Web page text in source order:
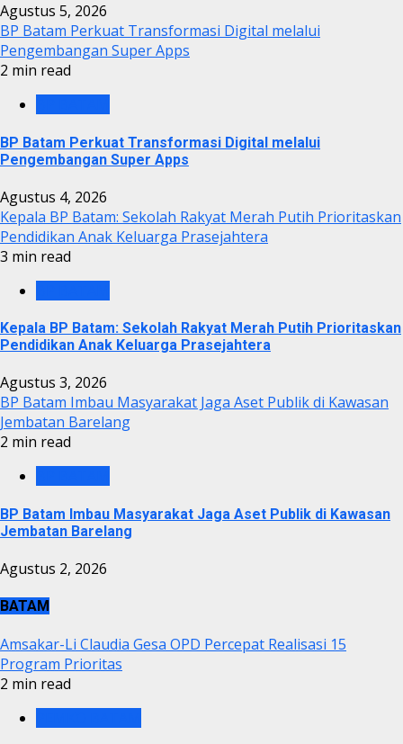
Agustus 5, 2026
BP Batam Perkuat Transformasi Digital melalui
Pengembangan Super Apps
2 min read
BP Batam Perkuat Transformasi Digital melalui
Pengembangan Super Apps
Agustus 4, 2026
Kepala BP Batam: Sekolah Rakyat Merah Putih Prioritaskan
Pendidikan Anak Keluarga Prasejahtera
3 min read
Kepala BP Batam: Sekolah Rakyat Merah Putih Prioritaskan
Pendidikan Anak Keluarga Prasejahtera
Agustus 3, 2026
BP Batam Imbau Masyarakat Jaga Aset Publik di Kawasan
Jembatan Barelang
2 min read
BP Batam Imbau Masyarakat Jaga Aset Publik di Kawasan
Jembatan Barelang
Agustus 2, 2026
BATAM
Amsakar-Li Claudia Gesa OPD Percepat Realisasi 15
Program Prioritas
2 min read